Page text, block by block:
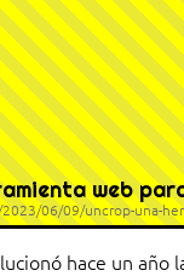
web
06/09/uncrop-una-
hace un año